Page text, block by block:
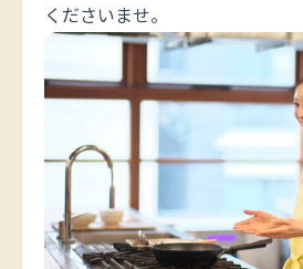
くださいませ。